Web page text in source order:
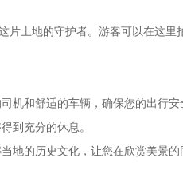
土地的守护者。游客可以在这里
和舒适的车辆，确保您的出行安
到充分的休息。
的历史文化，让您在欣赏美景的